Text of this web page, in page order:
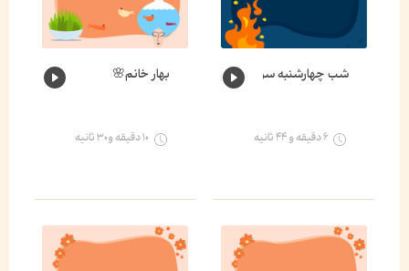
شب چهارشنبه سوری
۶ دقیقه و ۴۴ ثانیه
بهار خانم🌸
۱۰ دقیقه و۳۰ ثانیه